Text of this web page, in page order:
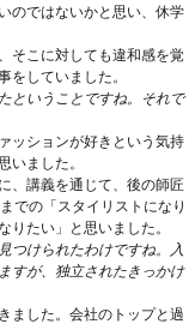
のではないかと思い、休学
そこに対しても違和感を覚
をしていました。
ということですね。それで
ッションが好きという気持
いました。
、講義を通じて、後の師匠
での「スタイリストになり
りたい」と思いました。
つけられたわけですね。入
すが、独立されたきっかけ
ました。会社のトップと過